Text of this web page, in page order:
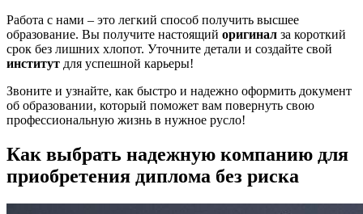
Работа с нами – это легкий способ получить высшее
образование. Вы получите настоящий оригинал за короткий
срок без лишних хлопот. Уточните детали и создайте свой
институт для успешной карьеры!
Звоните и узнайте, как быстро и надежно оформить документ
об образовании, который поможет вам повернуть свою
профессиональную жизнь в нужное русло!
Как выбрать надежную компанию для
приобретения диплома без риска